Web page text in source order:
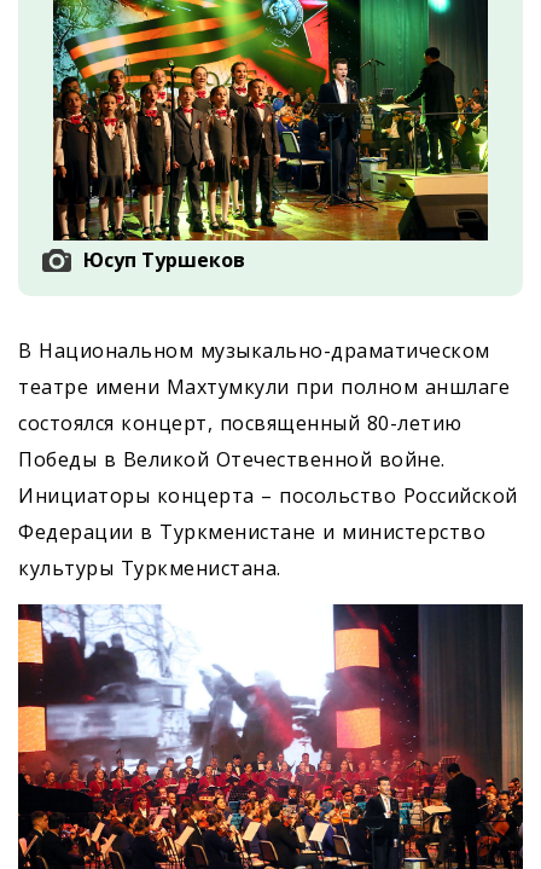
Юсуп Туршеков
В Национальном музыкально-драматическом
театре имени Махтумкули при полном аншлаге
состоялся концерт, посвященный 80-летию
Победы в Великой Отечественной войне.
Инициаторы концерта – посольство Российской
Федерации в Туркменистане и министерство
культуры Туркменистана.